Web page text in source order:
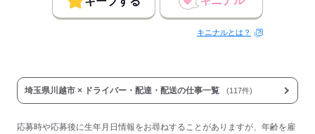
■有給休暇あり
■食事代補助あり（5,000円/月）
コンビニやファミレスで利用できる
キニナルとは？
埼玉県川越市 × ドライバー・配達・配送の仕事一覧 (117件)
応募時や応募後に生年月日情報をお尋ねすることがありますが、年齢を雇